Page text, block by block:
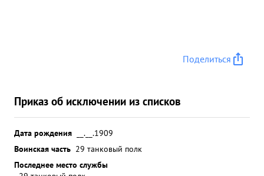
Поделиться
Приказ об исключении из списков
Дата рождения
__.__.1909
Воинская часть 29 танковый полк
Последнее место службы